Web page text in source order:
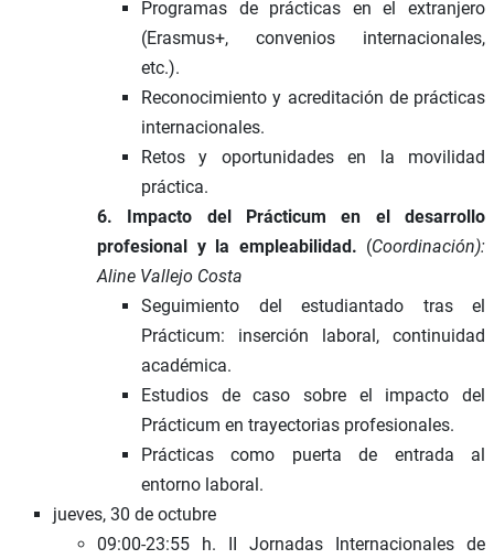
Programas de prácticas en el extranjero
(Erasmus+, convenios internacionales,
etc.).
Reconocimiento y acreditación de prácticas
internacionales.
Retos y oportunidades en la movilidad
práctica.
6. Impacto del Prácticum en el desarrollo
profesional y la empleabilidad. (Coordinación):
Aline Vallejo Costa
Seguimiento del estudiantado tras el
Prácticum: inserción laboral, continuidad
académica.
Estudios de caso sobre el impacto del
Prácticum en trayectorias profesionales.
Prácticas como puerta de entrada al
entorno laboral.
jueves, 30 de octubre
09:00-23:55 h. II Jornadas Internacionales de